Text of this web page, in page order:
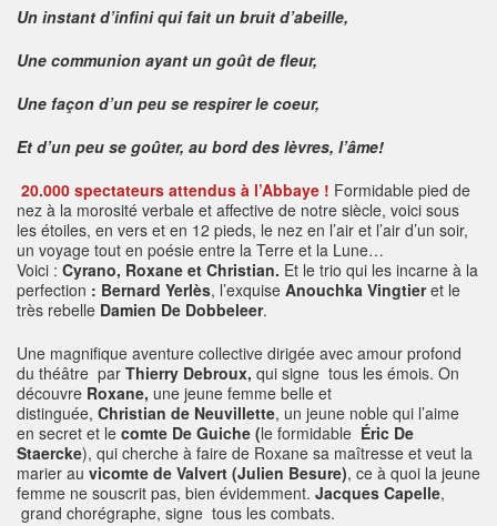
Un instant d’infini qui fait un bruit d’abeille,
Une communion ayant un goût de fleur,
Une façon d’un peu se respirer le coeur,
Et d’un peu se goûter, au bord des lèvres, l’âme!
20.000 spectateurs attendus à l’Abbaye ! Formidable pied de
nez à la morosité verbale et affective de notre siècle, voici sous
les étoiles, en vers et en 12 pieds, le nez en l’air et l’air d’un soir,
un voyage tout en poésie entre la Terre et la Lune…
Voici : Cyrano, Roxane et Christian. Et le trio qui les incarne à la
perfection : Bernard Yerlès, l’exquise Anouchka Vingtier et le
très rebelle Damien De Dobbeleer.
Une magnifique aventure collective dirigée avec amour profond
du théâtre par Thierry Debroux, qui signe tous les émois. On
découvre Roxane, une jeune femme belle et
distinguée, Christian de Neuvillette, un jeune noble qui l’aime
en secret et le comte De Guiche (le formidable Éric De
Staercke), qui cherche à faire de Roxane sa maîtresse et veut la
marier au vicomte de Valvert (Julien Besure), ce à quoi la jeune
femme ne souscrit pas, bien évidemment. Jacques Capelle,
grand chorégraphe, signe tous les combats.